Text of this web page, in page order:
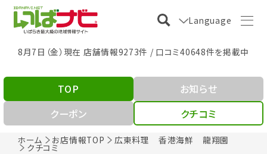
Language
8月7日（金）現在 店舗情報9273件 / 口コミ40648件を掲載中
ホーム お店情報TOP 広東料理 香港海鮮 龍翔園
クチコミ
TOP
お知らせ
クーポン
クチコミ